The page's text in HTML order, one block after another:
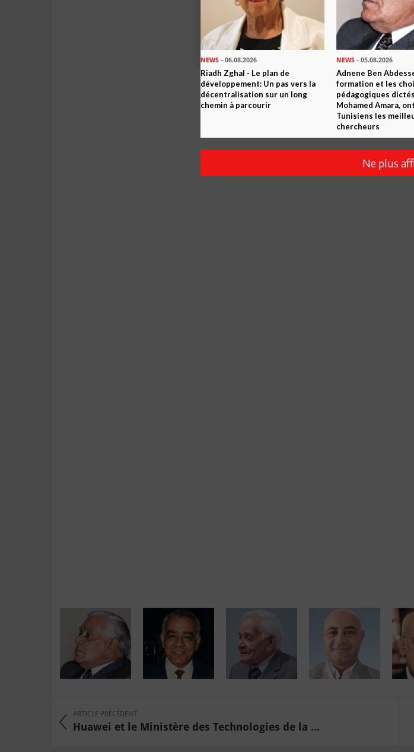
ARTICLE PRÉCÉDENT
Huawei et le Ministère des Technologies de la ...
NEWS - 06.08.2026
Riadh Zghal - Le plan de
développement: Un pas vers la
décentralisation sur un long
chemin à parcourir
NEWS - 05.08.2026
Adnene Ben
formation et les
pédagogiques
Mohamed Amara,
Tunisiens les
chercheurs
Ne plus